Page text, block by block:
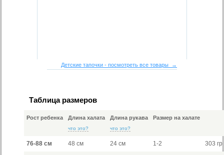
Детские тапочки - посмотреть все товары →
Таблица размеров
Рост ребенка Длина халата
что это?
Длина рукава
что это?
Размер на халате
76-88 см 48 см 24 см 1-2 303 гр